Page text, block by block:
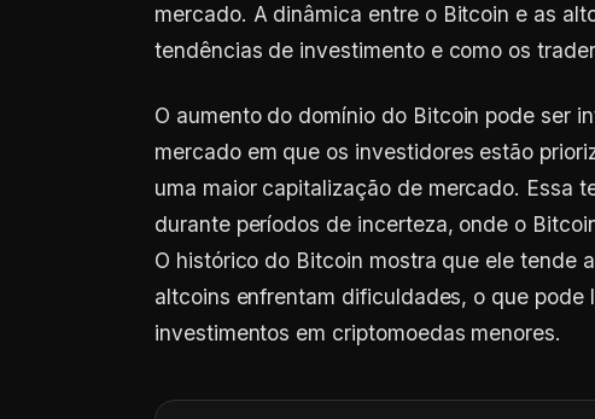
mercado. A dinâmica entre o Bitcoin e as
tendências de investimento e como os
O aumento do domínio do Bitcoin pode ser
mercado em que os investidores estão
uma maior capitalização de mercado. Essa
durante períodos de incerteza, onde o
O histórico do Bitcoin mostra que ele tende
altcoins enfrentam dificuldades, o que pode
investimentos em criptomoedas menores.